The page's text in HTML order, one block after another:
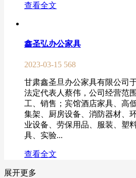
查看全文
鑫圣弘办公家具
2023-03-15 568
甘肃鑫圣旦办公家具有限公司
法定代表人蔡伟，公司经营范
工、销售；宾馆酒店家具、高
集架、厨房设备、消防器材、
业设备、劳保用品、服装、塑
具、实验...
查看全文
展开更多